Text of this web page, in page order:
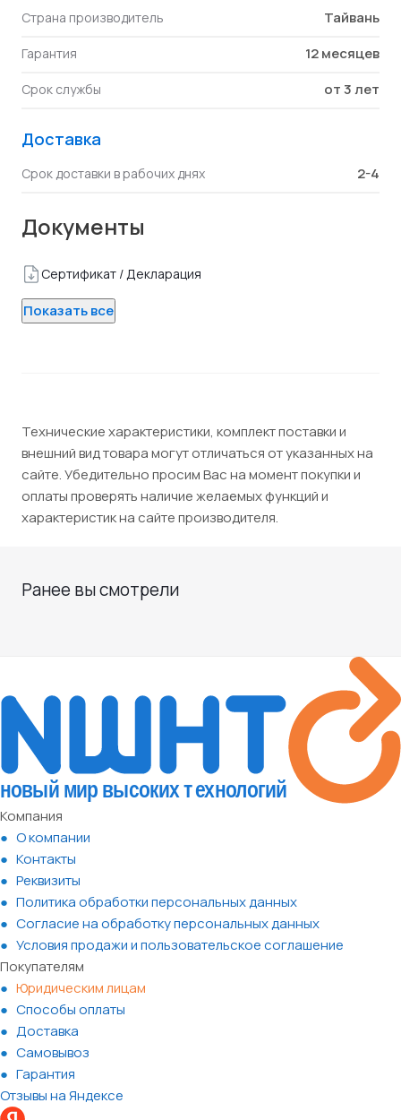
Страна производитель Тайвань
Гарантия 12 месяцев
Срок службы от 3 лет
Доставка
Срок доставки в рабочих днях 2-4
Документы
Сертификат / Декларация
Показать все
Технические характеристики, комплект поставки и
внешний вид товара могут отличаться от указанных на
сайте. Убедительно просим Вас на момент покупки и
оплаты проверять наличие желаемых функций и
характеристик на сайте производителя.
Ранее вы смотрели
Компания
О компании
Контакты
Реквизиты
Политика обработки персональных данных
Согласие на обработку персональных данных
Условия продажи и пользовательское соглашение
Покупателям
Юридическим лицам
Способы оплаты
Доставка
Самовывоз
Гарантия
Отзывы на Яндексе